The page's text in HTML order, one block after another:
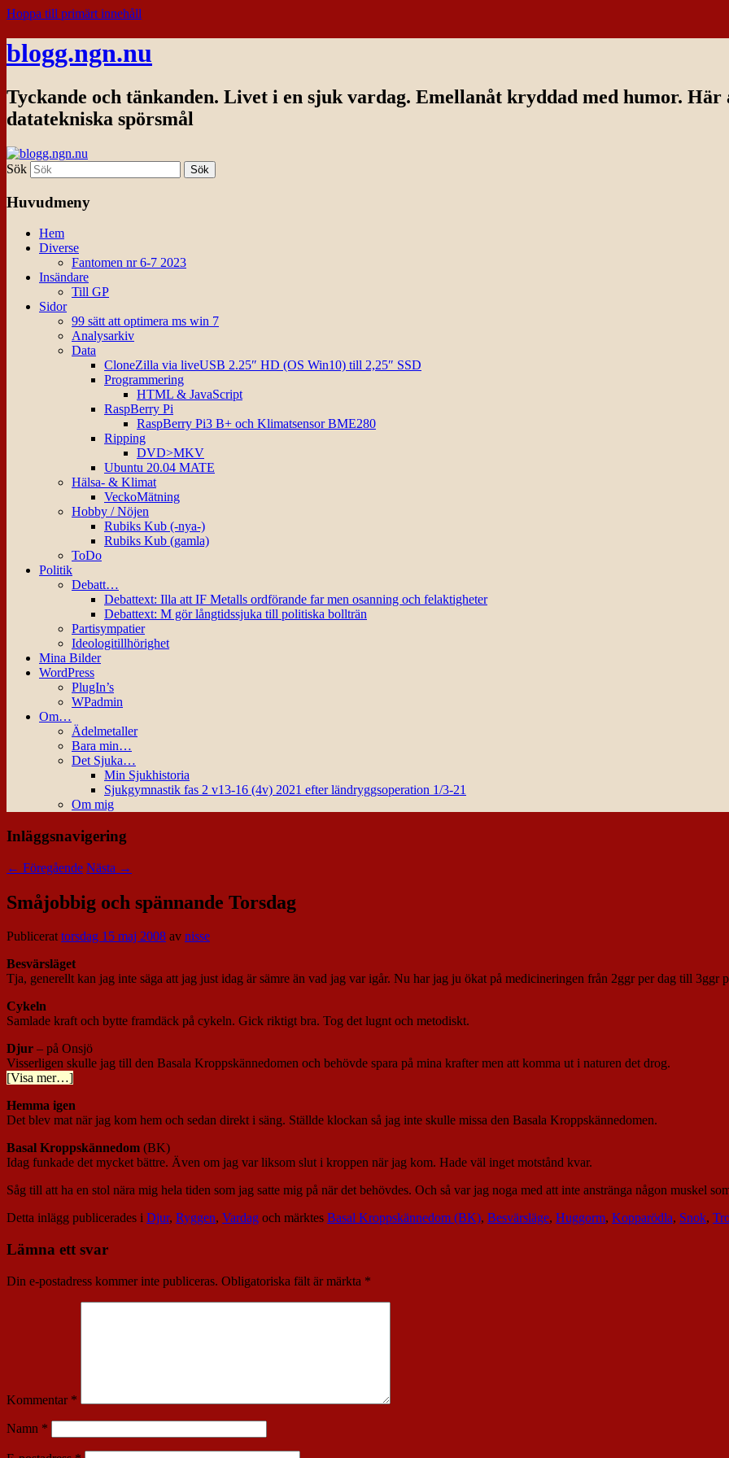
Hoppa till primärt innehåll
blogg.ngn.nu
Tyckande och tänkanden. Livet i en sjuk vardag. Emellanåt kryddad med humor. Här
datatekniska spörsmål
Sök
Huvudmeny
Hem
Diverse
Fantomen nr 6-7 2023
Insändare
Till GP
Sidor
99 sätt att optimera ms win 7
Analysarkiv
Data
CloneZilla via liveUSB 2.25″ HD (OS Win10) till 2,25″ SSD
Programmering
HTML & JavaScript
RaspBerry Pi
RaspBerry Pi3 B+ och Klimatsensor BME280
Ripping
DVD>MKV
Ubuntu 20.04 MATE
Hälsa- & Klimat
VeckoMätning
Hobby / Nöjen
Rubiks Kub (-nya-)
Rubiks Kub (gamla)
ToDo
Politik
Debatt…
Debattext: Illa att IF Metalls ordförande far men osanning och felaktigheter
Debattext: M gör långtidssjuka till politiska bollträn
Partisympatier
Ideologitillhörighet
Mina Bilder
WordPress
PlugIn’s
WPadmin
Om…
Ädelmetaller
Bara min…
Det Sjuka…
Min Sjukhistoria
Sjukgymnastik fas 2 v13-16 (4v) 2021 efter ländryggsoperation 1/3-21
Om mig
Inläggsnavigering
← Föregående Nästa →
Småjobbig och spännande Torsdag
Publicerattorsdag 15 maj 2008 av nisse
Besvärsläget
Tja, generellt kan jag inte säga att jag just idag är sämre än vad jag var igår. Nu har jag ju ökat på medicineringen från 2ggr per dag till 3ggr
Cykeln
Samlade kraft och bytte framdäck på cykeln. Gick riktigt bra. Tog det lugnt och metodiskt.
Djur – på Onsjö
Visserligen skulle jag till den Basala Kroppskännedomen och behövde spara på mina krafter men att komma ut i naturen det drog.
[Visa mer…]
Hemma igen
Det blev mat när jag kom hem och sedan direkt i säng. Ställde klockan så jag inte skulle missa den Basala Kroppskännedomen.
Basal Kroppskännedom (BK)
Idag funkade det mycket bättre. Även om jag var liksom slut i kroppen när jag kom. Hade väl inget motstånd kvar.
Såg till att ha en stol nära mig hela tiden som jag satte mig på när det behövdes. Och så var jag noga med att inte anstränga någon muskel
Detta inlägg publicerades i Djur, Ryggen, Vardag och märktes Basal Kroppskännedom (BK), Besvärsläge, Huggorm, Kopparödla, Snok,
Lämna ett svar
Din e-postadress kommer inte publiceras. Obligatoriska fält är märkta *
Kommentar *
Namn *